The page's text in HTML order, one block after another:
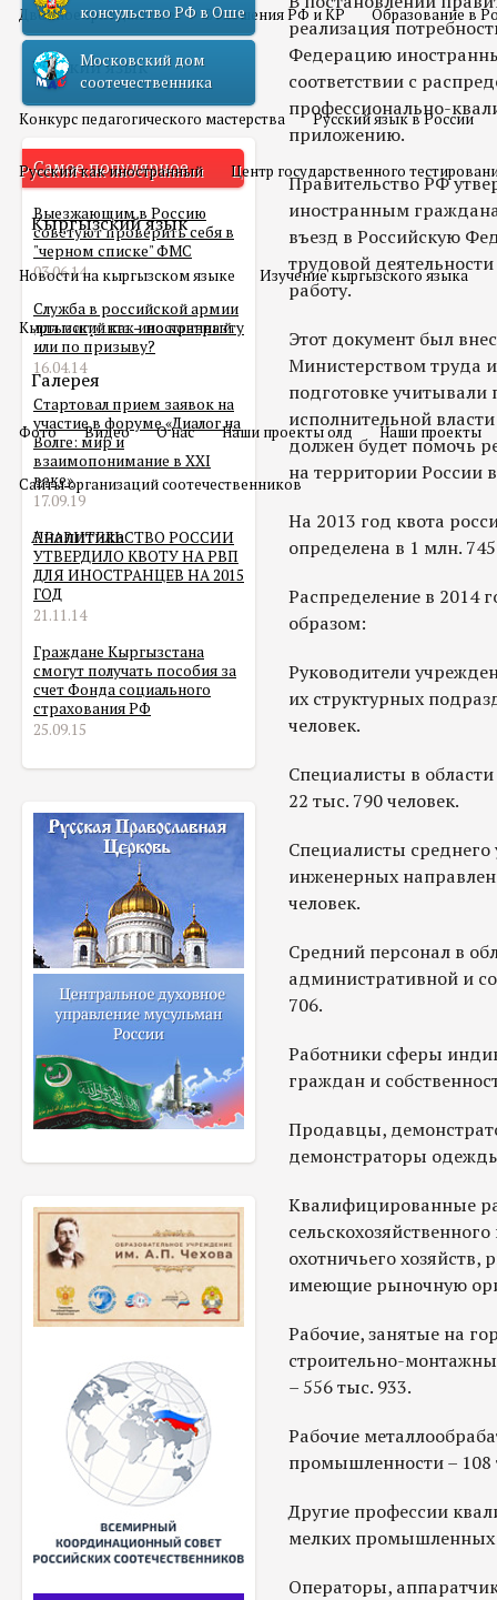
Двойное гражданство Отношения РФ и КР Образование в
Русский язык
Конкурс педагогического мастерства Русский язык в России
Русский как иностранный Центр государственного
Кыргызский язык
Новости на кыргызском языке Изучение кыргызского языка
Кыргызский как иностранный
Галерея
Фото Видео О нас Наши проекты олд Наши проекты
Сайты организаций соотечественников
Аналитика
консульство РФ в Оше
Московский дом
соотечественника
Самое популярное
Выезжающим в Россию
советуют проверить себя в
"черном списке" ФМС
03.06.14
Служба в российской армии
для мигранта – по контракту
или по призыву?
16.04.14
Стартовал прием заявок на
участие в форуме «Диалог на
Волге: мир и
взаимопонимание в XXI
веке»
17.09.19
ПРАВИТЕЛЬСТВО РОССИИ
УТВЕРДИЛО КВОТУ НА РВП
ДЛЯ ИНОСТРАНЦЕВ НА 2015
ГОД
21.11.14
Граждане Кыргызстана
смогут получать пособия за
счет Фонда социального
страхования РФ
25.09.15
реализация
Федерацию
соответствии с
профессионально-
приложению.
Правительство РФ
иностранным
въезд в Российскую
трудовой
работу.
Этот документ был
Министерством труда
подготовке
исполнительной
должен будет помочь
на территории России
На 2013 год квота
определена в 1 млн.
Распределение в 2014
образом:
Руководители
их структурных
человек.
Специалисты в
22 тыс. 790 человек.
Специалисты
инженерных
человек.
Средний персонал в
административной и
706.
Работники сферы
граждан и
Продавцы,
демонстраторы
Квалифицированные
охотничьего
имеющие рыночную
Рабочие, занятые на
строительно-
– 556 тыс. 933.
Рабочие
промышленности – 108
Другие профессии
мелких промышленных
Операторы,